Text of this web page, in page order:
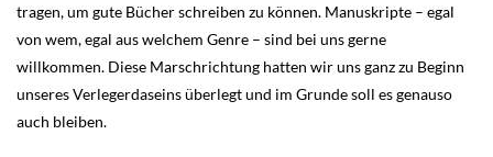
tragen, um gute Bücher schreiben zu können. Manuskripte – egal
von wem, egal aus welchem Genre – sind bei uns gerne
willkommen. Diese Marschrichtung hatten wir uns ganz zu Beginn
unseres Verlegerdaseins überlegt und im Grunde soll es genauso
auch bleiben.